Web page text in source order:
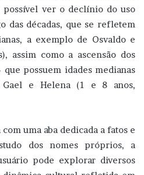
ver o declínio do uso
das décadas, que se refletem
a exemplo de Osvaldo e
assim como a ascensão dos
possuem idades medianas
e Helena (1 e 8 anos,
uma aba dedicada a fatos e
dos nomes próprios, a
pode explorar diversos